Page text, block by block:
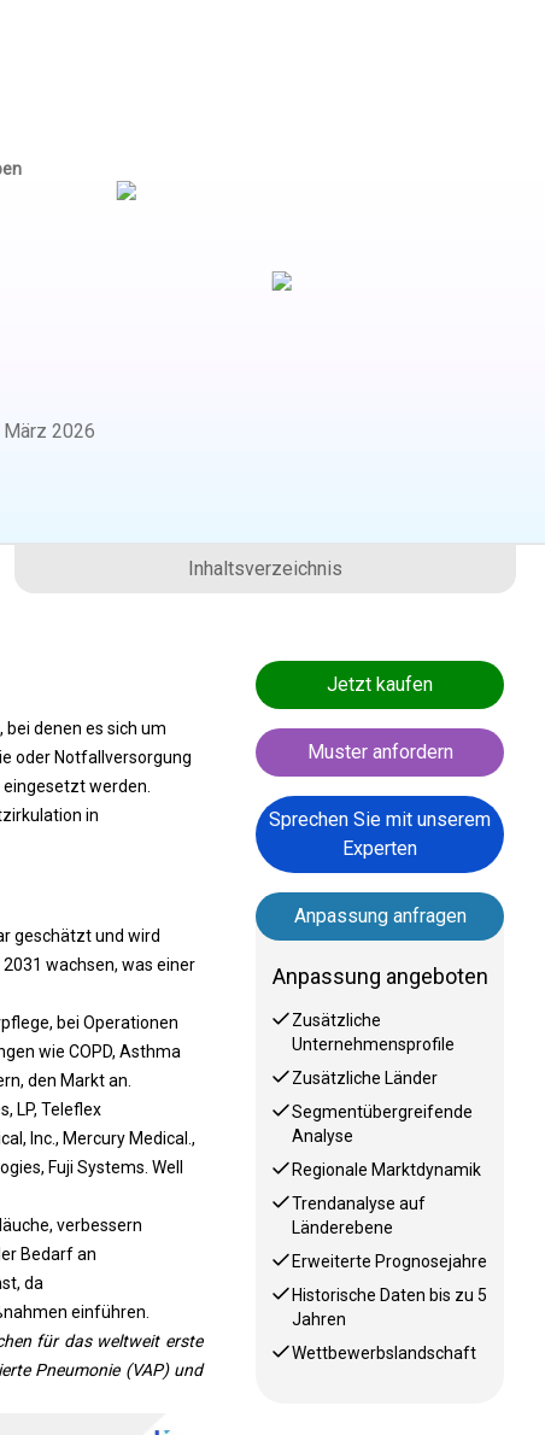
März 2026
Inhaltsverzeichnis
denen es sich um
oder Notfallversorgung
werden.
in
geschätzt und wird
wachsen, was einer
bei Operationen
wie COPD, Asthma
den Markt an.
LP, Teleflex
Inc., Mercury Medical.,
Fuji Systems. Well
verbessern
Bedarf an
da
einführen.
für das weltweit erste
Pneumonie (VAP) und
Jetzt kaufen
Muster anfordern
Sprechen Sie mit unserem
Experten
Anpassung anfragen
Anpassung angeboten
Zusätzliche
Unternehmensprofile
Zusätzliche Länder
Segmentübergreifende
Analyse
Regionale Marktdynamik
Trendanalyse auf
Länderebene
Erweiterte Prognosejahre
Historische Daten bis zu 5
Jahren
Wettbewerbslandschaft